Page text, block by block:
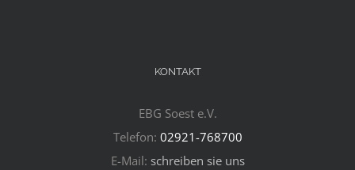
KONTAKT
EBG Soest e.V.
Telefon: 02921-768700
E-Mail: schreiben sie uns